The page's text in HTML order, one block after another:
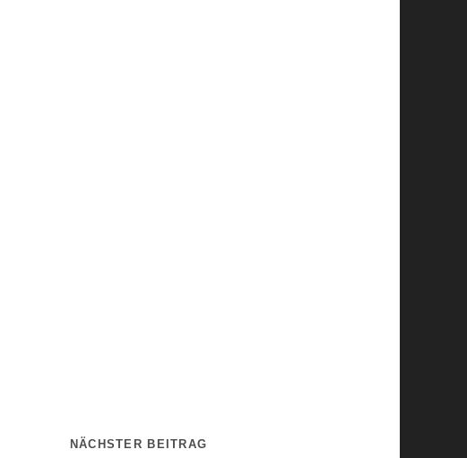
NÄCHSTER BEITRAG